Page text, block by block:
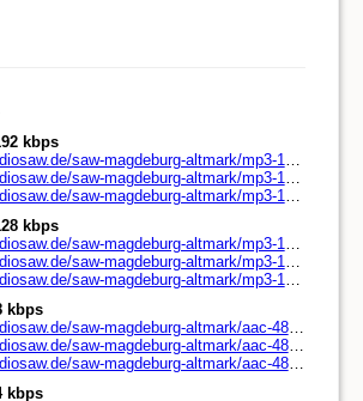
kbps
https://stream.radiosaw.de/saw-magdeburg-altmark/mp3-192/stream.radiosaw.de/
https://stream.radiosaw.de/saw-magdeburg-altmark/mp3-192/stream.radiosaw.de/play.pls
https://stream.radiosaw.de/saw-magdeburg-altmark/mp3-192/stream.radiosaw.de/play.m3u
kbps
https://stream.radiosaw.de/saw-magdeburg-altmark/mp3-128/stream.radiosaw.de/
https://stream.radiosaw.de/saw-magdeburg-altmark/mp3-128/stream.radiosaw.de/play.pls
https://stream.radiosaw.de/saw-magdeburg-altmark/mp3-128/stream.radiosaw.de/play.m3u
kbps
https://stream.radiosaw.de/saw-magdeburg-altmark/aac-48/stream.radiosaw.de/
https://stream.radiosaw.de/saw-magdeburg-altmark/aac-48/stream.radiosaw.de/play.pls
https://stream.radiosaw.de/saw-magdeburg-altmark/aac-48/stream.radiosaw.de/play.m3u
kbps